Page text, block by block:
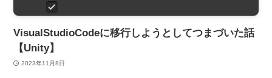
VisualStudioCodeに移行しようとしてつまづいた話
【Unity】
2023年11月8日